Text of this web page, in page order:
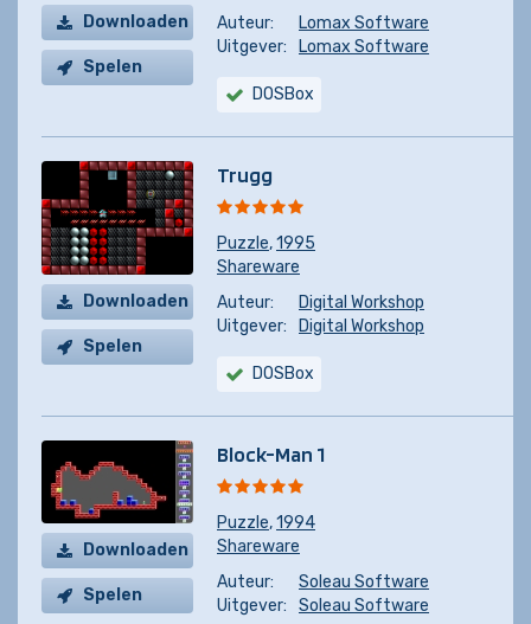
Downloaden
Spelen
Auteur:
Lomax Software
Uitgever:
Lomax Software
DOSBox
Downloaden
Spelen
Trugg
Puzzle,1995
Shareware
Auteur:
Digital Workshop
Uitgever:
Digital Workshop
DOSBox
Downloaden
Spelen
Block-Man 1
Puzzle,1994
Shareware
Auteur:
Soleau Software
Uitgever:
Soleau Software